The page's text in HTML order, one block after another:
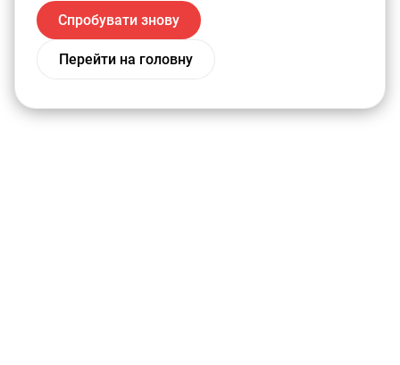
Спробувати знову
Перейти на головну